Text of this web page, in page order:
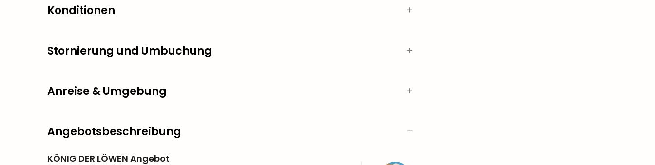
Konditionen
Stornierung und Umbuchung
Anreise & Umgebung
Angebotsbeschreibung
KÖNIG DER LÖWEN Angebot